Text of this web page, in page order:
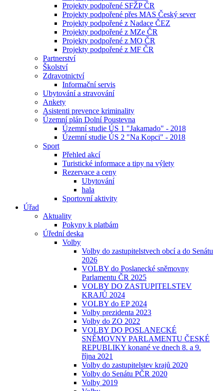
Projekty podpořené SFŽP ČR
Projekty podpořené přes MAS Český sever
Projekty podpořené z Nadace ČEZ
Projekty podpořené z MZe ČR
Projekty podpořené z MO ČR
Projekty podpořené z MF ČR
Partnerství
Školství
Zdravotnictví
Informační servis
Ubytování a stravování
Ankety
Asistenti prevence kriminality
Územní plán Dolní Poustevna
Územní studie ÚS 1 "Jakamado" - 2018
Územní studie ÚS 2 "Na Kopci" - 2018
Sport
Přehled akcí
Turistické informace a tipy na výlety
Rezervace a ceny
Ubytování
hala
Sportovní aktivity
Úřad
Aktuality
Pokyny k platbám
Úřední deska
Volby
Volby do zastupitelstvech obcí a do Senátu
2026
VOLBY do Poslanecké sněmovny
Parlamentu ČR 2025
VOLBY DO ZASTUPITELSTEV
KRAJŮ 2024
VOLBY do EP 2024
Volby prezidenta 2023
Volby do ZO 2022
VOLBY DO POSLANECKÉ
SNĚMOVNY PARLAMENTU ČESKÉ
REPUBLIKY konané ve dnech 8. a 9.
října 2021
Volby do zastupitelstev krajů 2020
Volby do Senátu PČR 2020
Volby 2019